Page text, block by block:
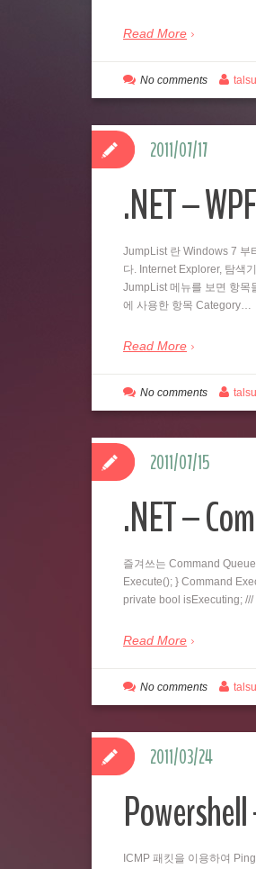
Read More
No comments talsu
.NET –
JumpList 란 Windows 7 부
다. Internet Explorer, 탐색
JumpList 메뉴를 보면 항목
에 사용한 항목 Category…
Read More
2011/07/17
No comments talsu
.NET –
즐겨쓰는 Command
Execute(); } Command
private bool isExecuting;
Read More
2011/07/15
No comments talsu
ICMP 패킷을 이용하여
2011/03/24